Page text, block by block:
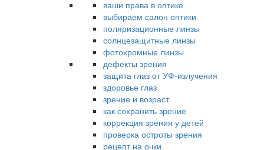
ваши права в оптике
выбираем салон оптики
поляризационные линзы
солнцезащитные линзы
фотохромные линзы
дефекты зрения
защита глаз от УФ-излучения
здоровье глаз
зрение и возраст
как сохранить зрение
коррекция зрения у детей
проверка остроты зрения
рецепт на очки